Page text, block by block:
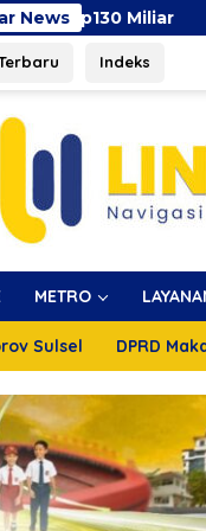
NewsPekan Ibu
Indeks
METRO
Sulsel DPRD